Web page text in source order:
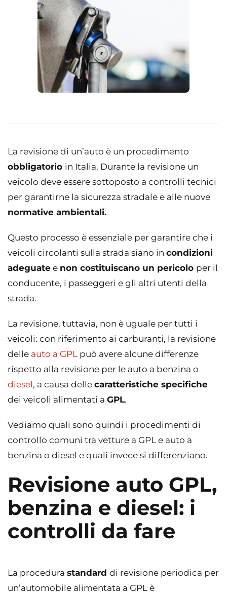
La revisione di un’auto è un procedimento
obbligatorio in Italia. Durante la revisione un
veicolo deve essere sottoposto a controlli tecnici
per garantirne la sicurezza stradale e alle nuove
normative ambientali.
Questo processo è essenziale per garantire che i
veicoli circolanti sulla strada siano in condizioni
adeguatee non costituiscano un pericolo per il
conducente, i passeggeri e gli altri utenti della
strada.
La revisione, tuttavia, non è uguale per tutti i
veicoli: con riferimento ai carburanti, la revisione
delleauto a GPL può avere alcune differenze
rispetto alla revisione per le auto a benzina o
diesel, a causa delle caratteristiche specifiche
dei veicoli alimentati a GPL.
Vediamo quali sono quindi i procedimenti di
controllo comuni tra vetture a GPL e auto a
benzina o diesel e quali invece si differenziano.
Revisione auto GPL,
benzina e diesel: i
controlli da fare
La procedura standard di revisione periodica per
un’automobile alimentata a GPL è